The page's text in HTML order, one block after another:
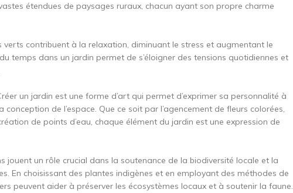
étendues de paysages ruraux, chacun ayant son propre charme
verts contribuent à la relaxation, diminuant le stress et augmentant le
temps dans un jardin permet de s’éloigner des tensions quotidiennes et
un jardin est une forme d’art qui permet d’exprimer sa personnalité à
de l’espace. Que ce soit par l’agencement de fleurs colorées,
de points d’eau, chaque élément du jardin est une expression de
jouent un rôle crucial dans la soutenance de la biodiversité locale et la
En choisissant des plantes indigènes et en employant des méthodes de
peuvent aider à préserver les écosystèmes locaux et à soutenir la faune.